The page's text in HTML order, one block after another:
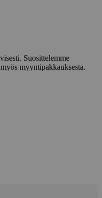
Suosittelemme
myyntipakkauksesta.